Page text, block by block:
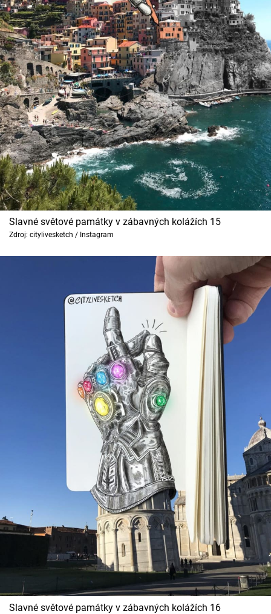
Slavné světové památky v zábavných kolážích 15
Zdroj: citylivesketch / Instagram
Slavné světové památky v zábavných kolážích 16